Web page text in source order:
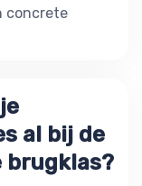
concrete
al bij de
brugklas?